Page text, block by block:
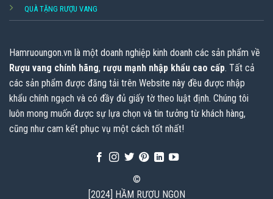
QUÀ TẶNG RƯỢU VANG
Hamruoungon.vn là một doanh nghiệp kinh doanh các sản phẩm về
Rượu vang chính hãng, rượu mạnh nhập khẩu cao cấp. Tất cả
các sản phẩm được đăng tải trên Website này đều được nhập
khẩu chính ngạch và có đầy đủ giấy tờ theo luật định. Chúng tôi
luôn mong muốn được sự lựa chọn và tin tưởng từ khách hàng,
cũng như cam kết phục vụ một cách tốt nhất!
©
[2024] HẦM RƯỢU NGON